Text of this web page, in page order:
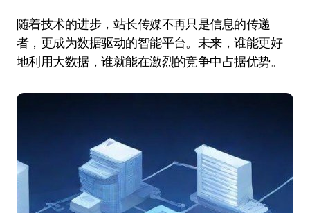
随着技术的进步，站长传媒不再只是信息的传递
者，更成为数据驱动的智能平台。未来，谁能更好
地利用大数据，谁就能在激烈的竞争中占据优势。